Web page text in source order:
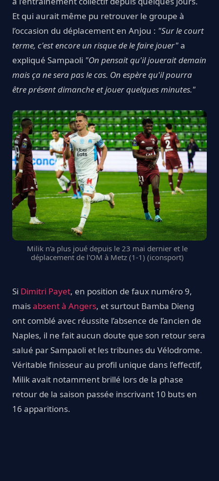
Et qui aurait même pu retrouver le groupe à
l’occasion du déplacement en Anjou : "Sur le court
terme, c'est encore un risque de le faire jouer"a
expliqué Sampaoli "On pensait qu'il jouerait demain
mais ça ne sera pas le cas. On espère qu'il pourra
être présent dimanche et jouer quelques minutes."
Milik n'a plus joué depuis le 23 mai dernier et le
déplacement de l'OM à Metz (1-1) (iconsport)
Si Dimitri Payet, en position de faux numéro 9,
maisabsent à Angers, et surtout Bamba Dieng
ont comblé avec réussite l’absence de l’ancien de
Naples, il ne fait aucun doute que son retour sera
salué par Sampaoli et les tribunes du Vélodrome.
Véritable finisseur au profil unique dans l’effectif,
Milik avait notamment brillé lors de la phase
retour de la saison passée inscrivant 10 buts en
16 apparitions.